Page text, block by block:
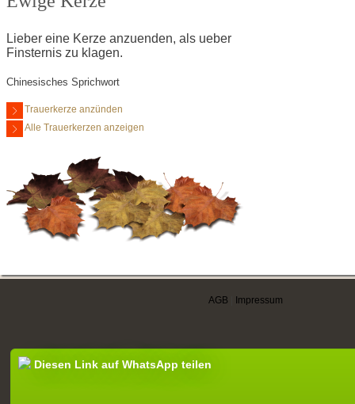
Lieber eine Kerze anzuenden, als ueber
Finsternis zu klagen.
Chinesisches Sprichwort
Trauerkerze anzünden
Alle Trauerkerzen anzeigen
AGB Impressum
Diesen Link auf WhatsApp teilen